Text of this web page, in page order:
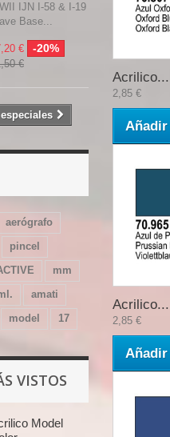
IJN I-58 & I-19
Base...
€ -20%
€
aerógrafo
pincel
mm
amati
model 17
VISTOS
Model
Acrilico...
2,85 €
Acrilico...
2,85 €